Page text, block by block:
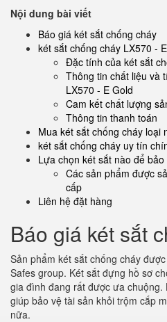
Nội dung bài viết
Báo giá két sắt chống cháy
két sắt chống cháy LX570 -
Đặc tính của két sắt
Thông tin chất liệu và
LX570 - E Gold
Cam kết chất lượng
Thông tin thanh toán
Mua két sắt chống cháy loại
két sắt chống cháy uy tín
Lựa chọn két sắt nào để bảo
Các sản phẩm được
cấp
Liên hệ đặt hàng
Báo giá két sắt
Sản phẩm két sắt chống cháy
Safes group. Két sắt đựng hồ sơ
gia đình đang rất được ưa chuộng.
giúp bảo vệ tài sản khỏi trộm cắp
nữa.